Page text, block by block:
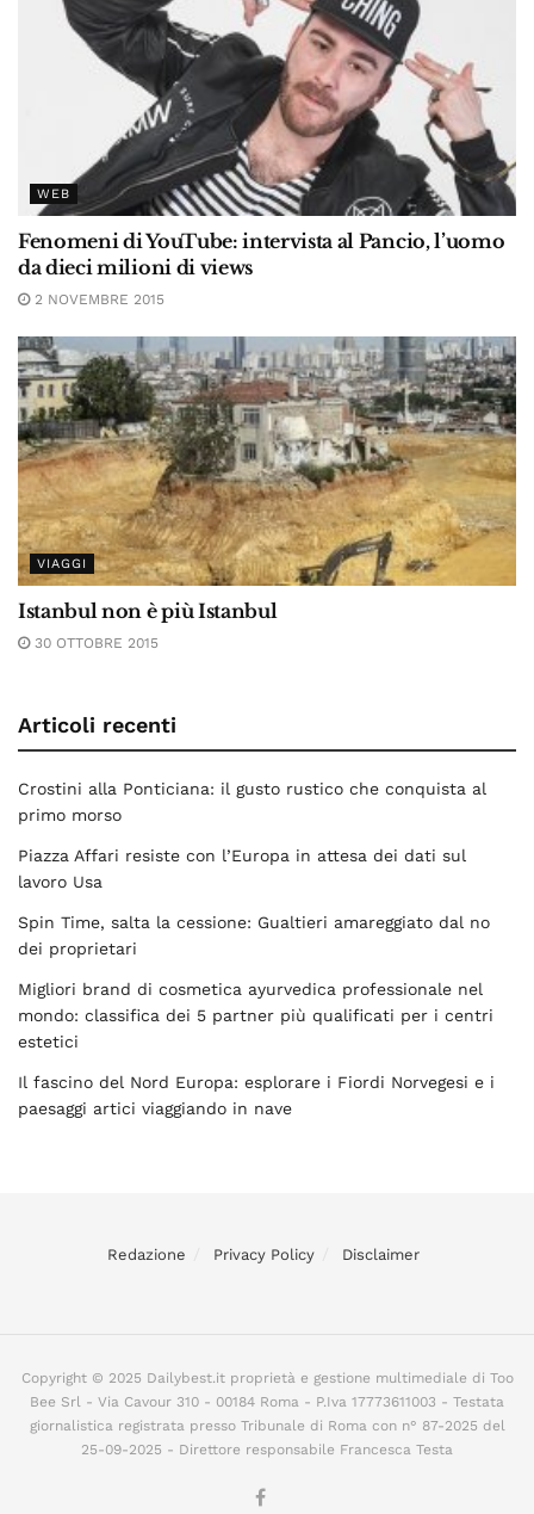
WEB
Fenomeni di YouTube: intervista al Pancio, l’uomo
da dieci milioni di views
2 NOVEMBRE 2015
VIAGGI
Istanbul non è più Istanbul
30 OTTOBRE 2015
Articoli recenti
Crostini alla Ponticiana: il gusto rustico che conquista al
primo morso
Piazza Affari resiste con l’Europa in attesa dei dati sul
lavoro Usa
Spin Time, salta la cessione: Gualtieri amareggiato dal no
dei proprietari
Migliori brand di cosmetica ayurvedica professionale nel
mondo: classifica dei 5 partner più qualificati per i centri
estetici
Il fascino del Nord Europa: esplorare i Fiordi Norvegesi e i
paesaggi artici viaggiando in nave
Redazione Privacy Policy Disclaimer
Copyright © 2025 Dailybest.it proprietà e gestione multimediale di Too
Bee Srl - Via Cavour 310 - 00184 Roma - P.Iva 17773611003 - Testata
giornalistica registrata presso Tribunale di Roma con n° 87-2025 del
25-09-2025 - Direttore responsabile Francesca Testa